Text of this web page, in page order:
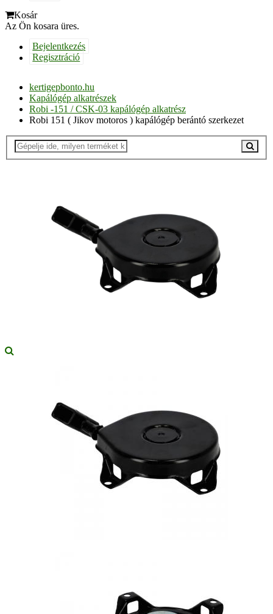
Kosár
Az Ön kosara üres.
Bejelentkezés
Regisztráció
kertigepbonto.hu
Kapálógép alkatrészek
Robi -151 / CSK-03 kapálógép alkatrész
Robi 151 ( Jikov motoros ) kapálógép berántó szerkezet